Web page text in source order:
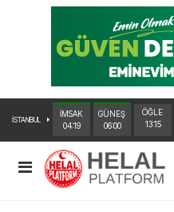
İSTANBUL
İMSAK
04:19
GÜNEŞ
06:00
ÖĞLE
13:15